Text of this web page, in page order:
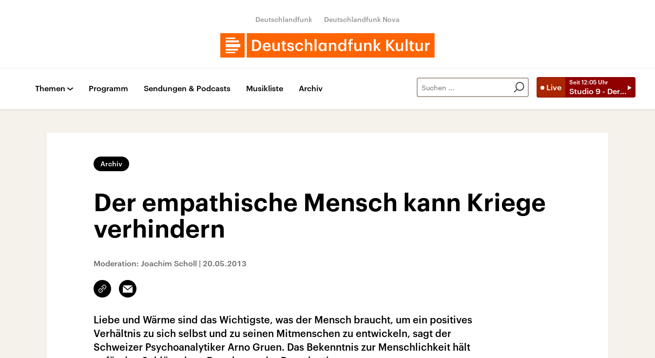
Deutschlandfunk Deutschlandfunk Nova
Live
Seit 12:05 Uhr
Studio 9 - Der Tag mit
Themen Programm Sendungen & Podcasts Musikliste Archiv
Archiv
Der empathische Mensch kann Kriege
verhindern
Moderation: Joachim Scholl | 20.05.2013
Link
kopieren/teilen
Email
Liebe und Wärme sind das Wichtigste, was der Mensch braucht, um ein positives
Verhältnis zu sich selbst und zu seinen Mitmenschen zu entwickeln, sagt der
Schweizer Psychoanalytiker Arno Gruen. Das Bekenntnis zur Menschlichkeit hält